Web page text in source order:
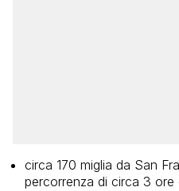
circa 170 miglia da San
percorrenza di circa 3 ore